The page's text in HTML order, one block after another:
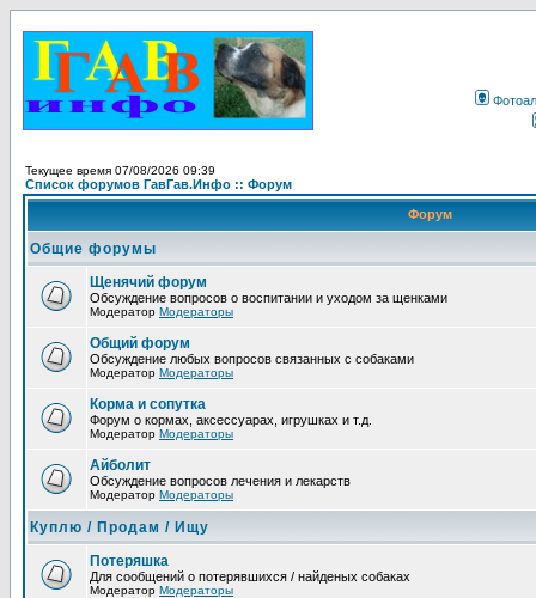
Текущее время 07/08/2026 09:39
Список форумов ГавГав.Инфо :: Форум
Форум
Общие форумы
Щенячий форум
Обсуждение вопросов о воспитании и уходом за щенками
Модератор Модераторы
Общий форум
Обсуждение любых вопросов связанных с собаками
Модератор Модераторы
Корма и сопутка
Форум о кормах, аксессуарах, игрушках и т.д.
Модератор Модераторы
Айболит
Обсуждение вопросов лечения и лекарств
Модератор Модераторы
Куплю / Продам / Ищу
Потеряшка
Для сообщений о потерявшихся / найденых собаках
Модератор Модераторы